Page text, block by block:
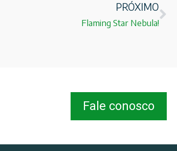
PRÓXIMO
Flaming Star Nebula!
Fale conosco